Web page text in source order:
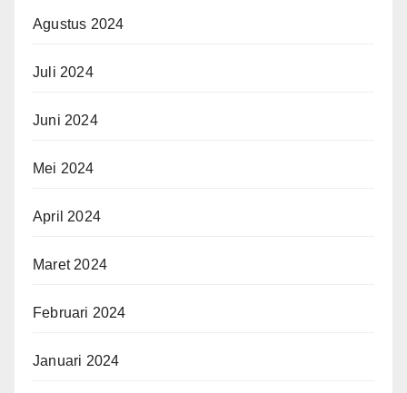
Agustus 2024
Juli 2024
Juni 2024
Mei 2024
April 2024
Maret 2024
Februari 2024
Januari 2024